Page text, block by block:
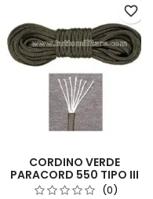
CORDINO VERDE
PARACORD 550 TIPO III
(0)
favorite_border